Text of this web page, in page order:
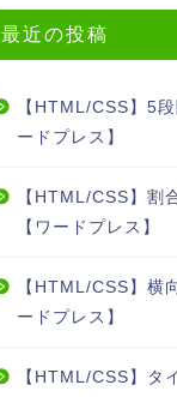
最近の投稿
【HTML/CSS】5
ードプレス】
【HTML/CSS】割
【ワードプレス】
【HTML/CSS】横
ードプレス】
【HTML/CSS】タ